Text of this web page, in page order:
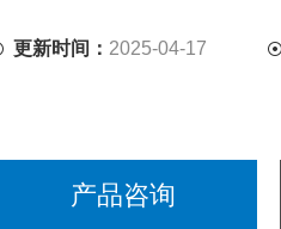
更新时间： 2025-04-17
产品咨询